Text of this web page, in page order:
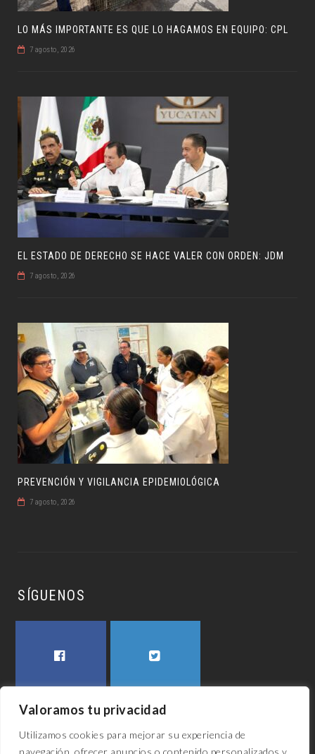
Valoramos tu privacidad
Utilizamos cookies para mejorar su experiencia de
navegación, ofrecer anuncios o contenido personalizados y
LO MÁS IMPORTANTE ES QUE LO HAGAMOS EN EQUIPO: CPL
7 agosto, 2026
EL ESTADO DE DERECHO SE HACE VALER CON ORDEN: JDM
7 agosto, 2026
PREVENCIÓN Y VIGILANCIA EPIDEMIOLÓGICA
7 agosto, 2026
SÍGUENOS